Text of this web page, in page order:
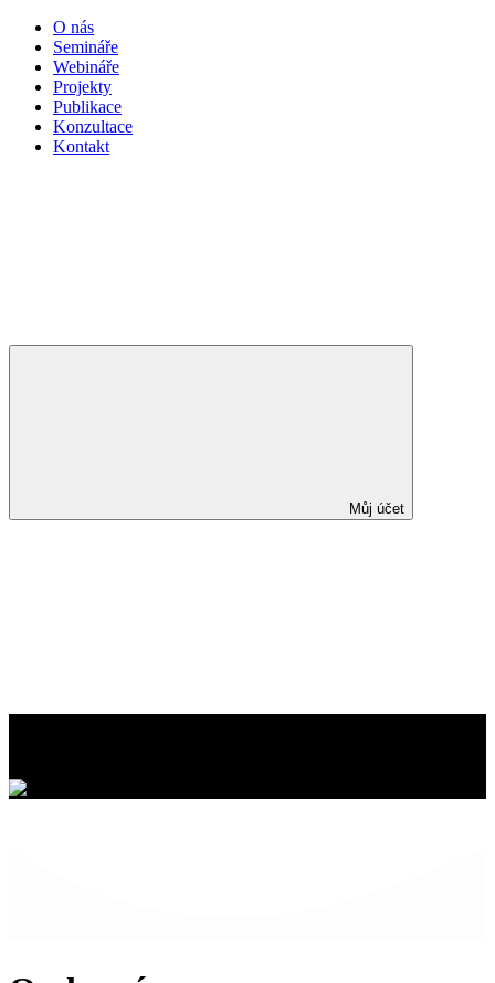
O nás
Semináře
Webináře
Projekty
Publikace
Konzultace
Kontakt
Můj účet